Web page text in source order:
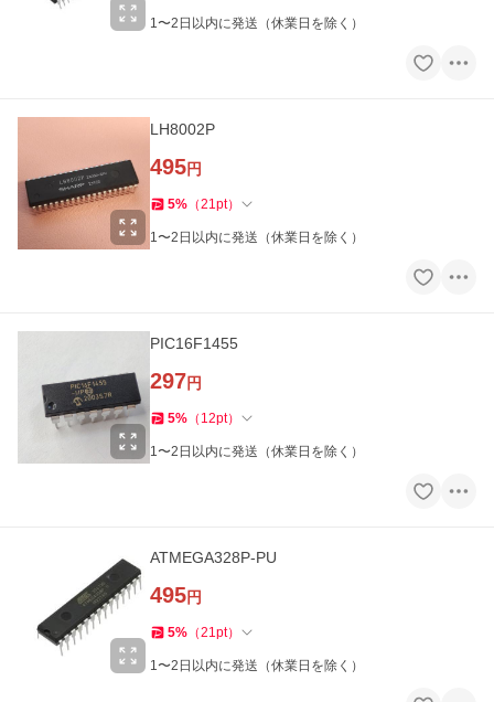
1〜2日以内に発送（休業日を除く）
LH8002P
495円
5% （21pt）
1〜2日以内に発送（休業日を除く）
PIC16F1455
297円
5% （ 12pt）
1〜2日以内に発送（休業日を除く）
ATMEGA328P-PU
495円
5% （21pt）
1〜2日以内に発送（休業日を除く）